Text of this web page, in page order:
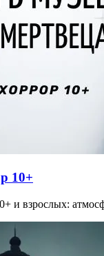
10+
и взрослых: